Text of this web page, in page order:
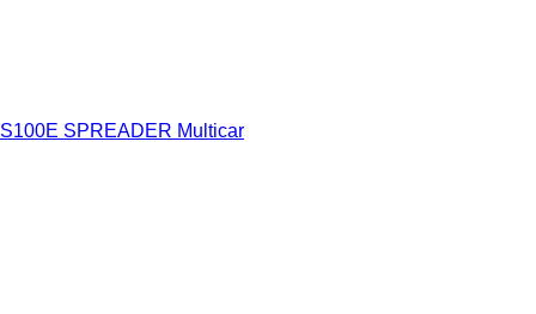
SPREADER Multicar